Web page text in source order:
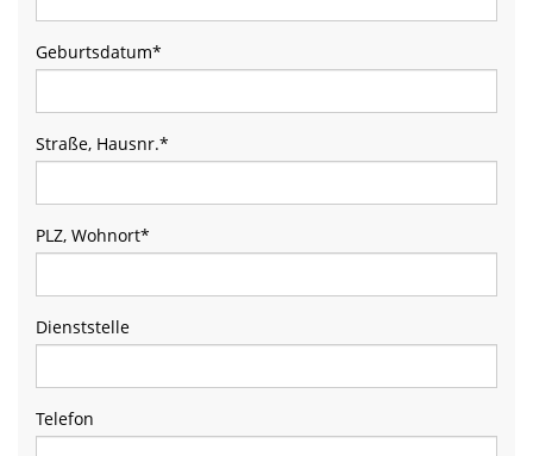
Geburtsdatum*
Straße, Hausnr.*
PLZ, Wohnort*
Dienststelle
Telefon